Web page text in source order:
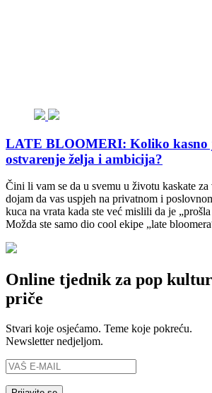
LATE BLOOMERI: Koliko kasno
ostvarenje želja i ambicija?
Čini li vam se da u svemu u životu kaskate
dojam da vas uspjeh na privatnom i
kuca na vrata kada ste već mislili da je
Možda ste samo dio cool ekipe „late
Online tjednik za pop
priče
Stvari koje osjećamo. Teme koje pokreću.
Newsletter nedjeljom.